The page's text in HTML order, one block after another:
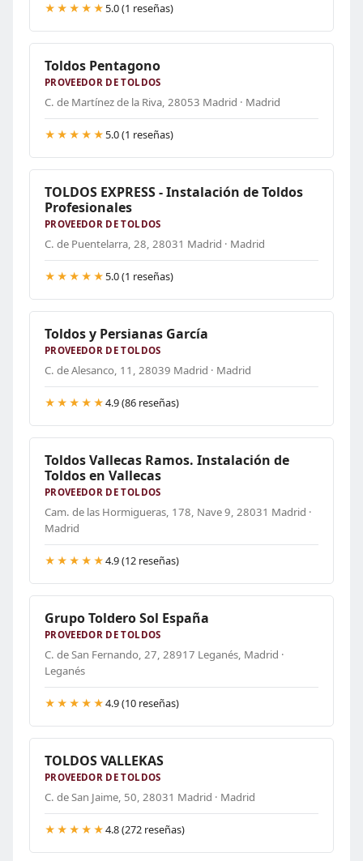
★★★★★ 5.0 (1 reseñas)
Toldos Pentagono
PROVEEDOR DE TOLDOS
C. de Martínez de la Riva, 28053 Madrid · Madrid
★★★★★ 5.0 (1 reseñas)
TOLDOS EXPRESS - Instalación de Toldos
Profesionales
PROVEEDOR DE TOLDOS
C. de Puentelarra, 28, 28031 Madrid · Madrid
★★★★★ 5.0 (1 reseñas)
Toldos y Persianas García
PROVEEDOR DE TOLDOS
C. de Alesanco, 11, 28039 Madrid · Madrid
★★★★★4.9 (86 reseñas)
Toldos Vallecas Ramos. Instalación de
Toldos en Vallecas
PROVEEDOR DE TOLDOS
Cam. de las Hormigueras, 178, Nave 9, 28031 Madrid ·
Madrid
★★★★★4.9 (12 reseñas)
Grupo Toldero Sol España
PROVEEDOR DE TOLDOS
C. de San Fernando, 27, 28917 Leganés, Madrid ·
Leganés
★★★★★4.9 (10 reseñas)
TOLDOS VALLEKAS
PROVEEDOR DE TOLDOS
C. de San Jaime, 50, 28031 Madrid · Madrid
★★★★★4.8 (272 reseñas)